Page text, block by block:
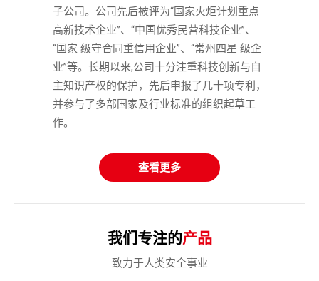
子公司。公司先后被评为“国家火炬计划重点
高新技术企业”、“中国优秀民营科技企业”、
“国家 级守合同重信用企业”、“常州四星 级企
业”等。长期以来,公司十分注重科技创新与自
主知识产权的保护，先后申报了几十项专利，
并参与了多部国家及行业标准的组织起草工
作。
查看更多
我们专注的产品
致力于人类安全事业